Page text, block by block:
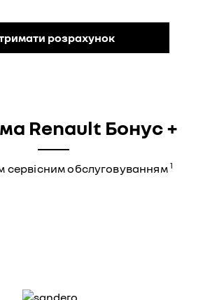
розрахунок
Renault Бонус +
сервісним обслуговуванням 1